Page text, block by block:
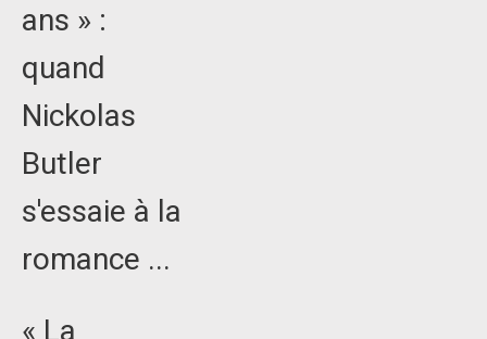
ans » :
quand
Nickolas
Butler
s'essaie à la
romance ...
« La